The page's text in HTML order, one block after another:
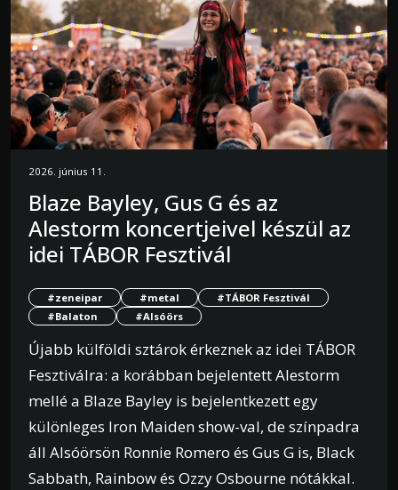
2026. június 11.
Blaze Bayley, Gus G és az
Alestorm koncertjeivel készül az
idei TÁBOR Fesztivál
#zeneipar #metal
#TÁBOR Fesztivál
#Balaton
#Alsóörs
Újabb külföldi sztárok érkeznek az idei TÁBOR
Fesztiválra: a korábban bejelentett Alestorm
mellé a Blaze Bayley is bejelentkezett egy
különleges Iron Maiden show-val, de színpadra
áll Alsóörsön Ronnie Romero és Gus G is, Black
Sabbath, Rainbow és Ozzy Osbourne nótákkal.